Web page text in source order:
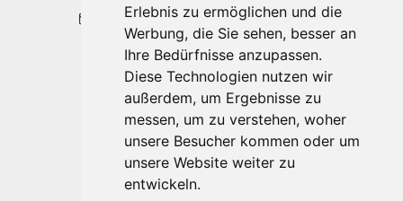
Erlebnis zu ermöglichen und die
Werbung, die Sie sehen, besser an
Ihre Bedürfnisse anzupassen.
Diese Technologien nutzen wir
außerdem, um Ergebnisse zu
messen, um zu verstehen, woher
unsere Besucher kommen oder um
unsere Website weiter zu
entwickeln.
info@motorradverleih-suedtirol.it
Lage & Anfahrt
Motorrad ausleihen
Vertrag